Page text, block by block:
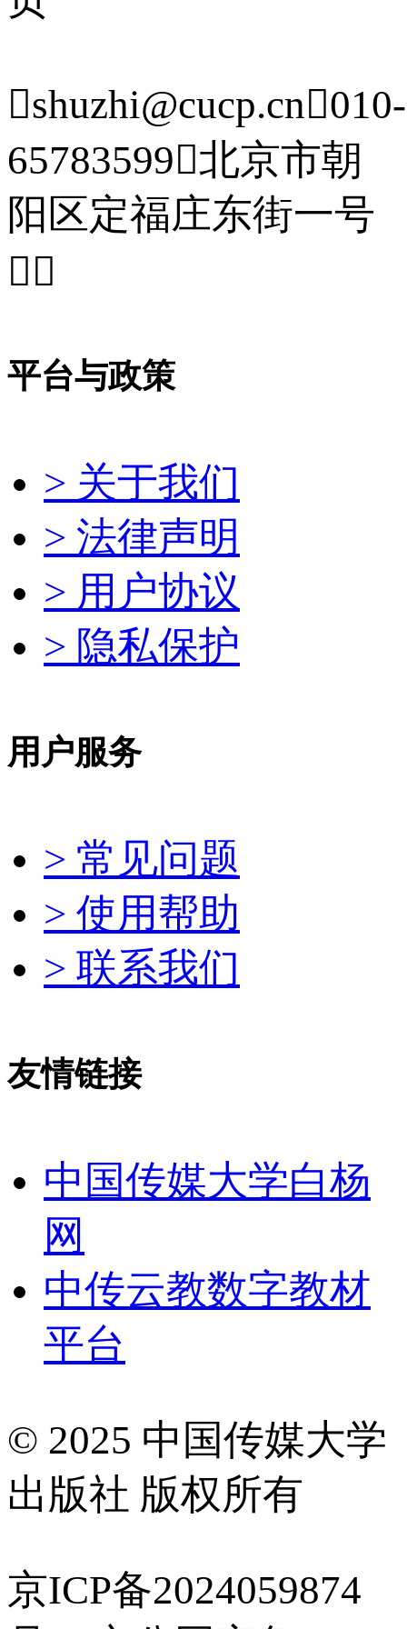
shuzhi@cucp.cn010-
65783599北京市朝
阳区定福庄东街一号

平台与政策
> 关于我们
> 法律声明
> 用户协议
> 隐私保护
用户服务
> 常见问题
> 使用帮助
> 联系我们
友情链接
中国传媒大学白杨
网
中传云教数字教材
平台
© 2025 中国传媒大学
出版社 版权所有
京ICP备2024059874